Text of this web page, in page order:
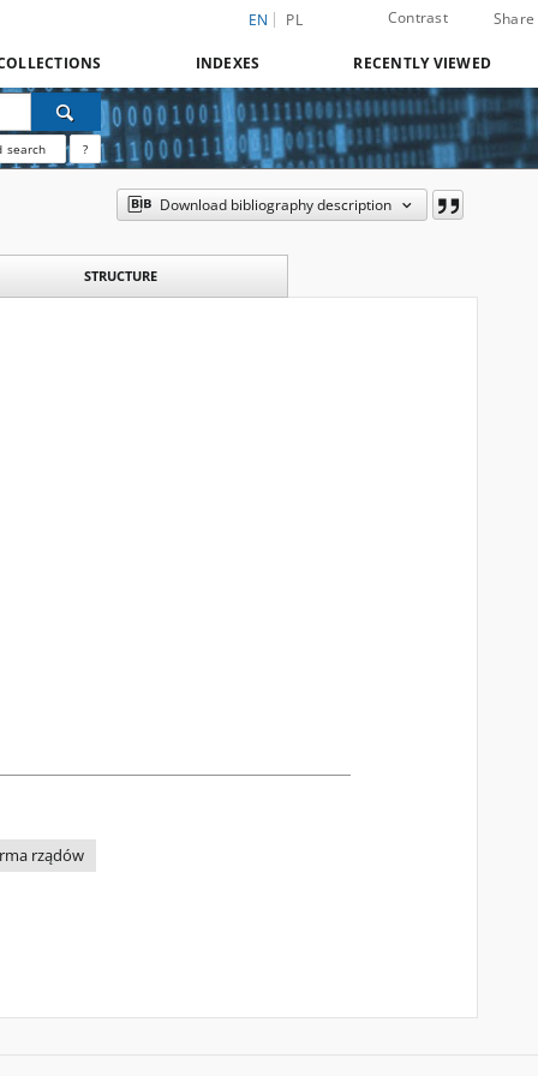
EN PL Contrast Share
INDEXES RECENTLY VIEWED
search ?
Download bibliography description
STRUCTURE
rządów